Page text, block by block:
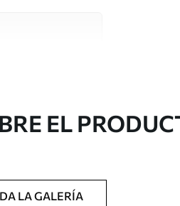
de ancho.
EL
LA GALERÍA